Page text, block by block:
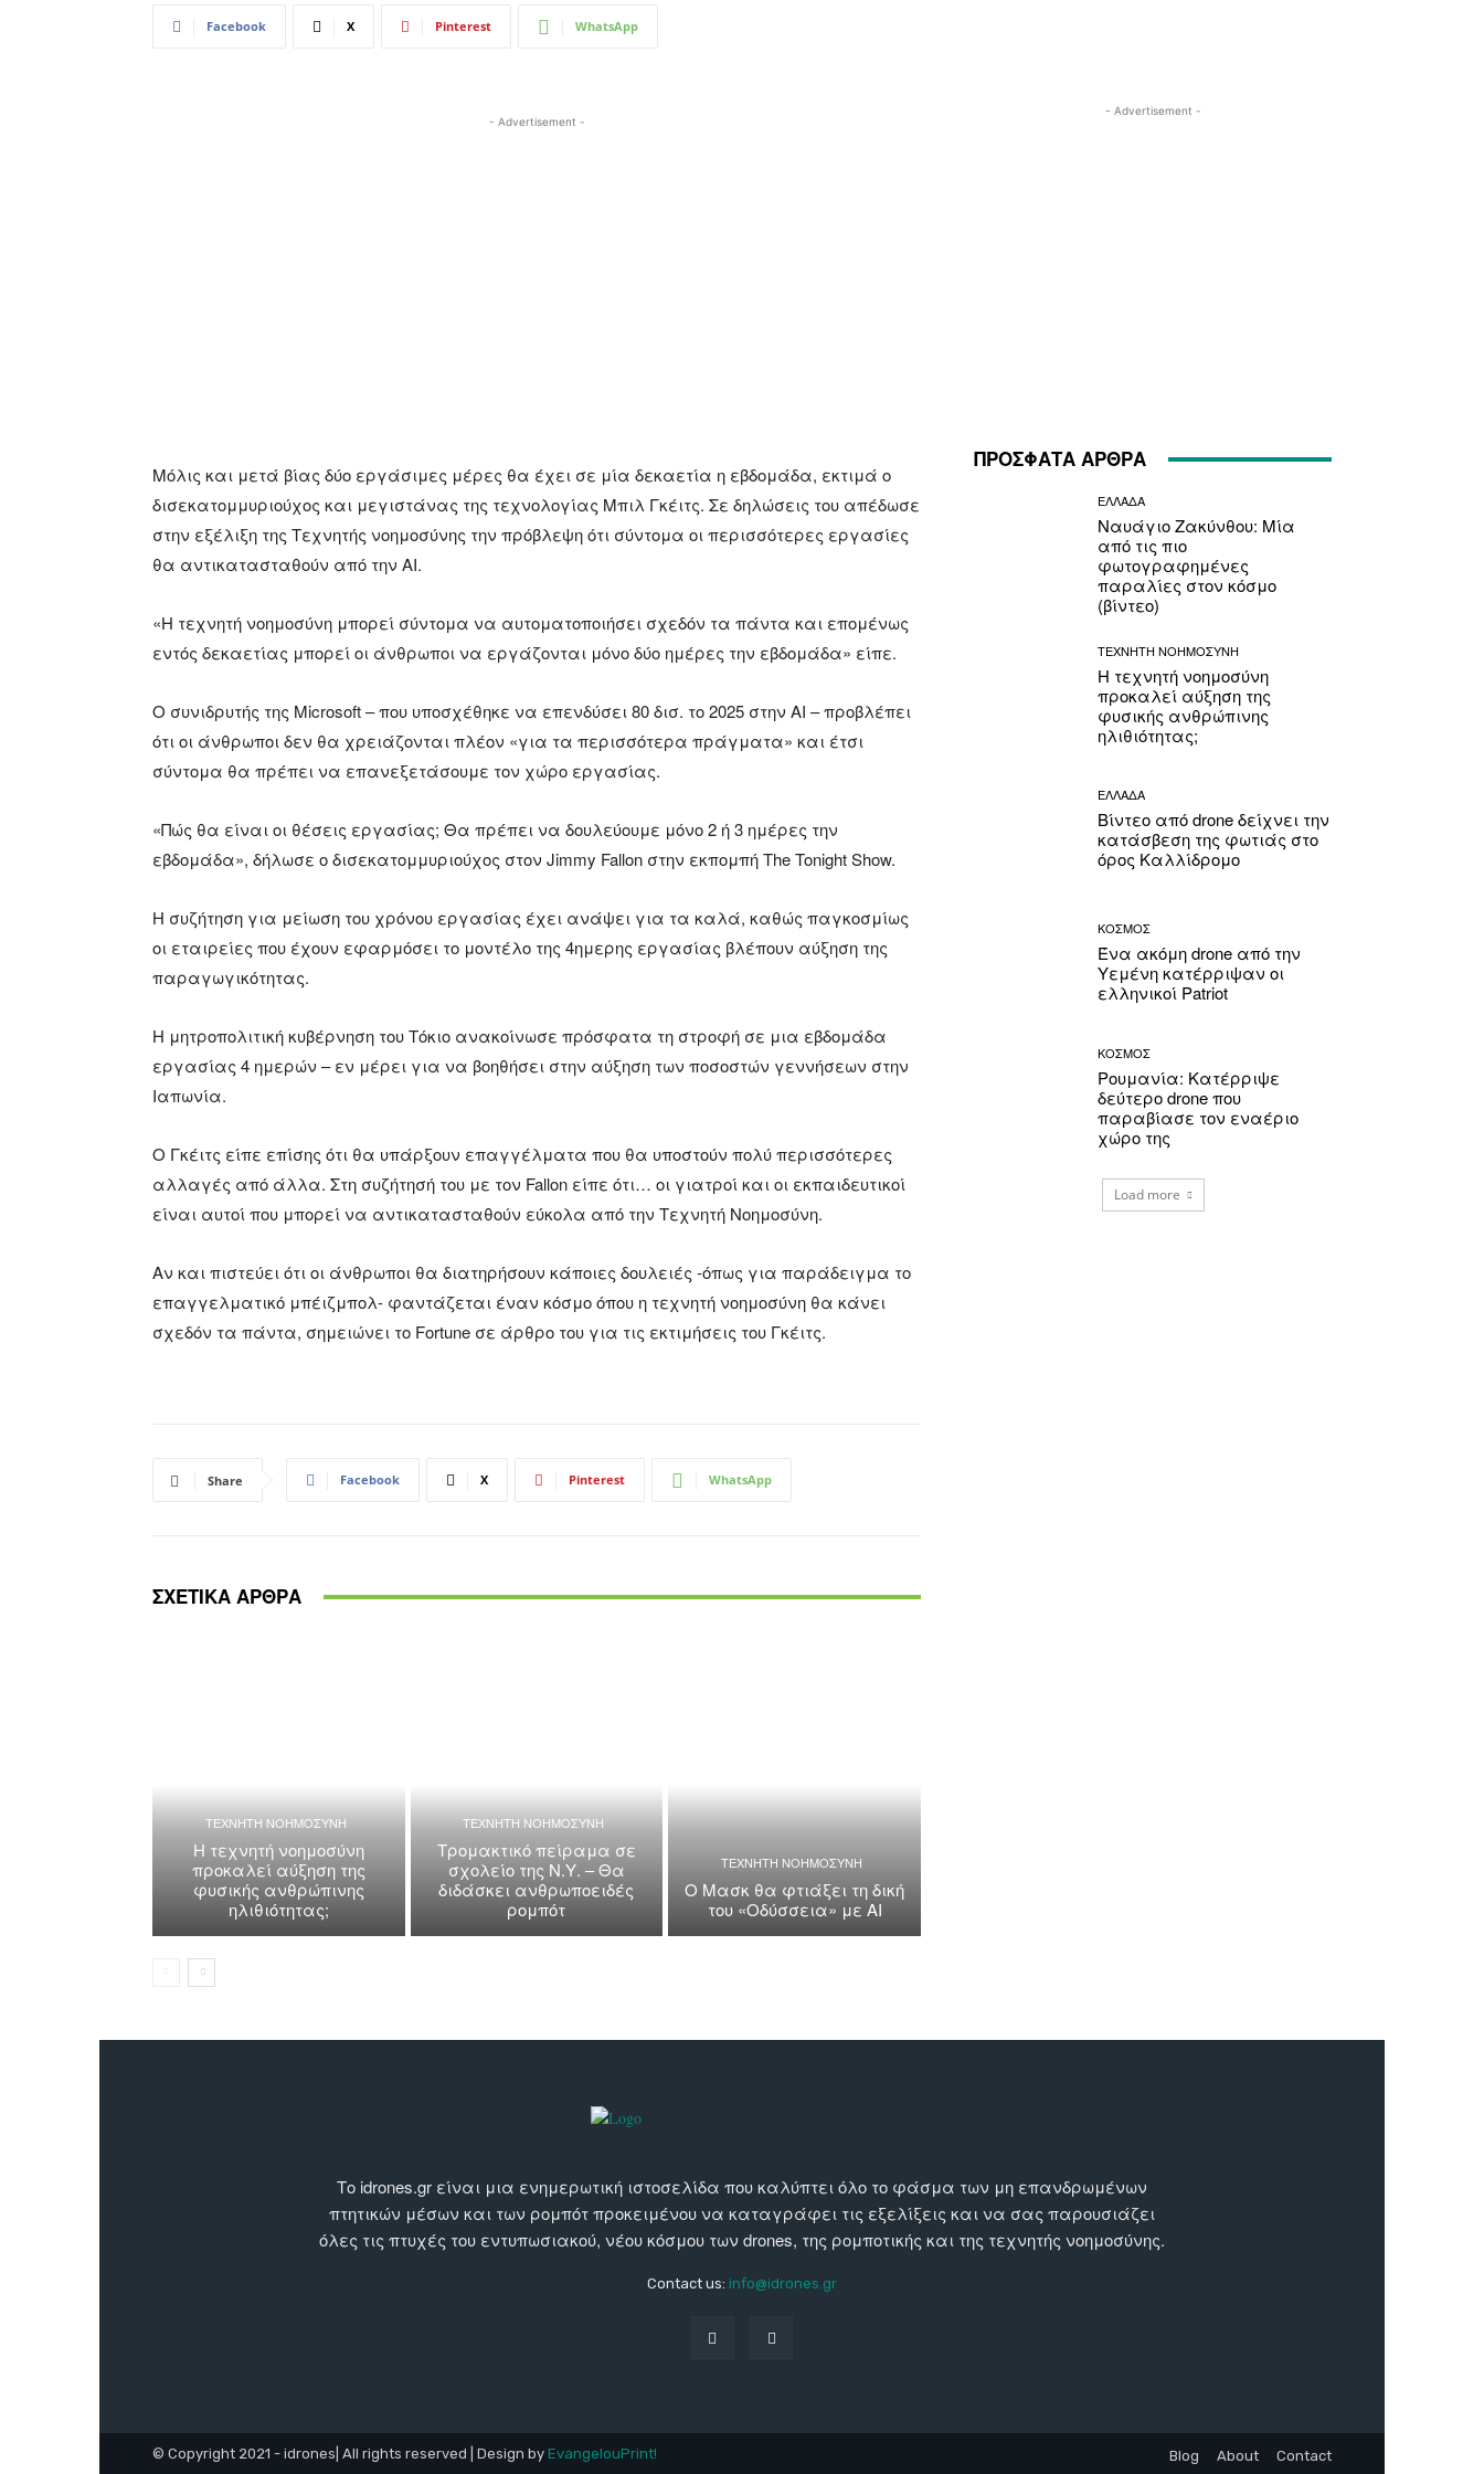
Facebook X Pinterest WhatsApp
- Advertisement -
Μόλις και μετά βίας δύο εργάσιμες μέρες θα έχει σε μία δεκαετία η εβδομάδα, εκτιμά ο
δισεκατομμυριούχος και μεγιστάνας της τεχνολογίας Μπιλ Γκέιτς. Σε δηλώσεις του απέδωσε
στην εξέλιξη της Τεχνητής νοημοσύνης την πρόβλεψη ότι σύντομα οι περισσότερες εργασίες
θα αντικατασταθούν από την ΑΙ.
«Η τεχνητή νοημοσύνη μπορεί σύντομα να αυτοματοποιήσει σχεδόν τα πάντα και επομένως
εντός δεκαετίας μπορεί οι άνθρωποι να εργάζονται μόνο δύο ημέρες την εβδομάδα» είπε.
Ο συνιδρυτής της Microsoft – που υποσχέθηκε να επενδύσει 80 δισ. το 2025 στην ΑΙ – προβλέπει
ότι οι άνθρωποι δεν θα χρειάζονται πλέον «για τα περισσότερα πράγματα» και έτσι
σύντομα θα πρέπει να επανεξετάσουμε τον χώρο εργασίας.
«Πώς θα είναι οι θέσεις εργασίας; Θα πρέπει να δουλεύουμε μόνο 2 ή 3 ημέρες την
εβδομάδα», δήλωσε ο δισεκατομμυριούχος στον Jimmy Fallon στην εκπομπή The Tonight Show.
Η συζήτηση για μείωση του χρόνου εργασίας έχει ανάψει για τα καλά, καθώς παγκοσμίως
οι εταιρείες που έχουν εφαρμόσει το μοντέλο της 4ημερης εργασίας βλέπουν αύξηση της
παραγωγικότητας.
Η μητροπολιτική κυβέρνηση του Τόκιο ανακοίνωσε πρόσφατα τη στροφή σε μια εβδομάδα
εργασίας 4 ημερών – εν μέρει για να βοηθήσει στην αύξηση των ποσοστών γεννήσεων στην
Ιαπωνία.
Ο Γκέιτς είπε επίσης ότι θα υπάρξουν επαγγέλματα που θα υποστούν πολύ περισσότερες
αλλαγές από άλλα. Στη συζήτησή του με τον Fallon είπε ότι… οι γιατροί και οι εκπαιδευτικοί
είναι αυτοί που μπορεί να αντικατασταθούν εύκολα από την Τεχνητή Νοημοσύνη.
Αν και πιστεύει ότι οι άνθρωποι θα διατηρήσουν κάποιες δουλειές -όπως για παράδειγμα το
επαγγελματικό μπέιζμπολ- φαντάζεται έναν κόσμο όπου η τεχνητή νοημοσύνη θα κάνει
σχεδόν τα πάντα, σημειώνει το Fortune σε άρθρο του για τις εκτιμήσεις του Γκέιτς.
Share Facebook X Pinterest WhatsApp
ΣΧΕΤΙΚΑ ΑΡΘΡΑ
ΤΕΧΝΗΤΗ ΝΟΗΜΟΣΥΝΗ
Η τεχνητή νοημοσύνη
προκαλεί αύξηση της
φυσικής ανθρώπινης
ηλιθιότητας;
ΤΕΧΝΗΤΗ ΝΟΗΜΟΣΥΝΗ
Τρομακτικό πείραμα σε
σχολείο της Ν.Υ. – Θα
διδάσκει ανθρωποειδές
ρομπότ
ΤΕΧΝΗΤΗ ΝΟΗΜΟΣΥΝΗ
Ο Μασκ θα φτιάξει τη δική
του «Οδύσσεια» με AI
- Advertisement -
ΠΡΟΣΦΑΤΑ ΑΡΘΡΑ
ΕΛΛΑΔΑ
Ναυάγιο Ζακύνθου: Μία
από τις πιο
φωτογραφημένες
παραλίες στον κόσμο
(βίντεο)
ΤΕΧΝΗΤΗ ΝΟΗΜΟΣΥΝΗ
Η τεχνητή νοημοσύνη
προκαλεί αύξηση της
φυσικής ανθρώπινης
ηλιθιότητας;
ΕΛΛΑΔΑ
Βίντεο από drone δείχνει την
κατάσβεση της φωτιάς στο
όρος Καλλίδρομο
ΚΟΣΜΟΣ
Ένα ακόμη drone από την
Υεμένη κατέρριψαν οι
ελληνικοί Patriot
ΚΟΣΜΟΣ
Ρουμανία: Κατέρριψε
δεύτερο drone που
παραβίασε τον εναέριο
χώρο της
Load more
Το idrones.gr είναι μια ενημερωτική ιστοσελίδα που καλύπτει όλο το φάσμα των μη επανδρωμένων
πτητικών μέσων και των ρομπότ προκειμένου να καταγράφει τις εξελίξεις και να σας παρουσιάζει
όλες τις πτυχές του εντυπωσιακού, νέου κόσμου των drones, της ρομποτικής και της τεχνητής νοημοσύνης.
Contact us: info@idrones.gr
© Copyright 2021 - idrones| All rights reserved | Design by EvangelouPrint! Blog About Contact